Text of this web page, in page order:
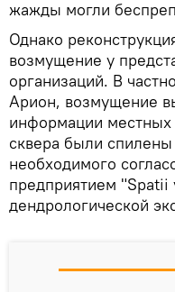
жажды могли
Однако
возмущение у
организаций. В
Арион, возмущение
информации местных
сквера были
необходимого
предприятием
дендрологической